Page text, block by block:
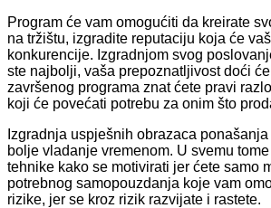
Program će vam omogućiti da kreirate
na tržištu, izgradite reputaciju koja će
konkurencije. Izgradnjom svog
ste najbolji, vaša prepoznatljivost doći
završenog programa znat ćete pravi
koji će povećati potrebu za onim što
Izgradnja uspješnih obrazaca
bolje vladanje vremenom. U svemu
tehnike kako se motivirati jer ćete samo
potrebnog samopouzdanja koje vam
rizike, jer se kroz rizik razvijate i rastete.